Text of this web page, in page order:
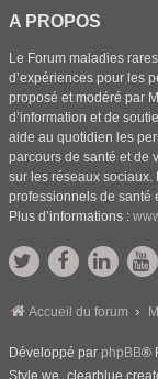
A PROPOS
Le Forum maladies
d’expériences pour les
proposé et modéré par
d’information et de
aide au quotidien les
parcours de santé et de
sur les réseaux
professionnels de santé
Plus d’informations :
Accueil du forum
Développé par phpBB®
Style we_clearblue